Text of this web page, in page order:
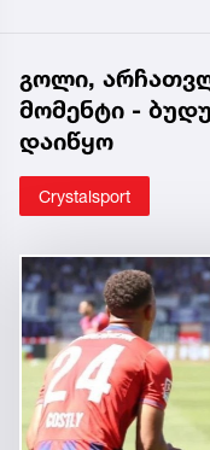
გოლი,
მომენტი -
დაიწყო
Crystalsport